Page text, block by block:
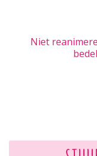
Niet